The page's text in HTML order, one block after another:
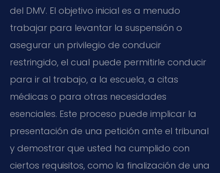
del DMV. El objetivo inicial es a menudo
trabajar para levantar la suspensión o
asegurar un privilegio de conducir
restringido, el cual puede permitirle conducir
para ir al trabajo, a la escuela, a citas
médicas o para otras necesidades
esenciales. Este proceso puede implicar la
presentación de una petición ante el tribunal
y demostrar que usted ha cumplido con
ciertos requisitos, como la finalización de una